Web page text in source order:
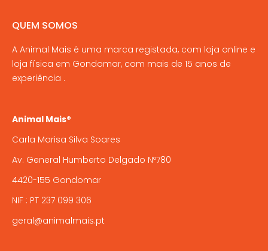
QUEM SOMOS
A Animal Mais é uma marca registada, com loja online e
loja física em Gondomar, com mais de 15 anos de
experiência .
Animal Mais®
Carla Marisa Silva Soares
Av. General Humberto Delgado Nº780
4420-155 Gondomar
NIF : PT 237 099 306
geral@animalmais.pt